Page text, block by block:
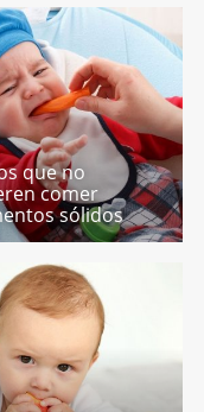
que no
comer
sólidos